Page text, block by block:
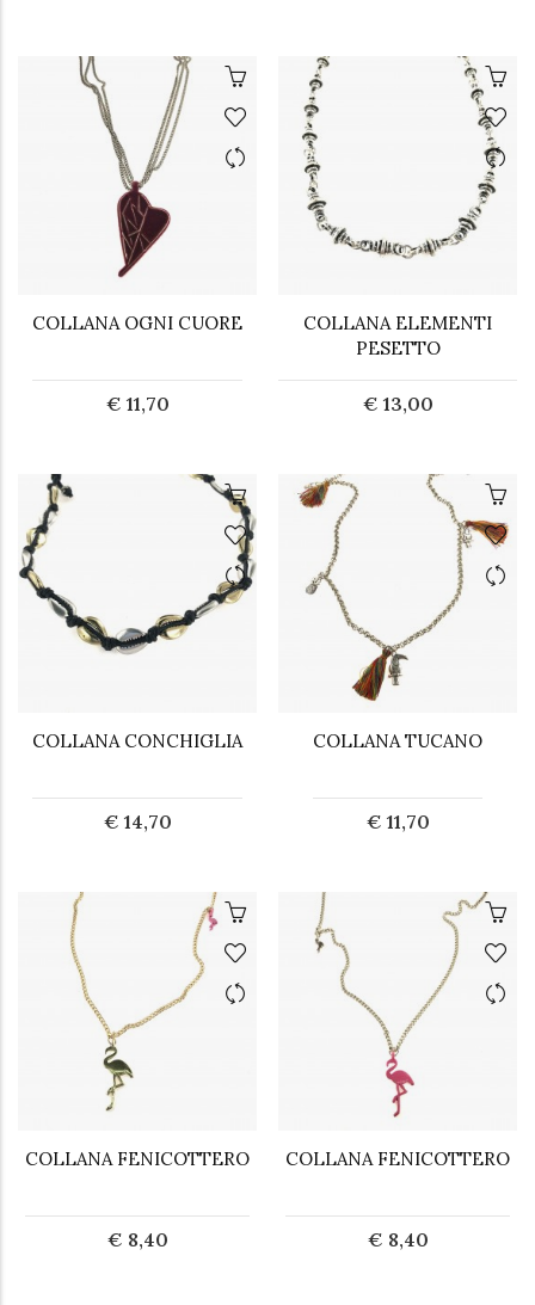
COLLANA OGNI CUORE
€ 11,70
COLLANA ELEMENTI
PESETTO
€ 13,00
COLLANA CONCHIGLIA
€ 14,70
COLLANA TUCANO
€ 11,70
COLLANA FENICOTTERO
€ 8,40
COLLANA FENICOTTERO
€ 8,40